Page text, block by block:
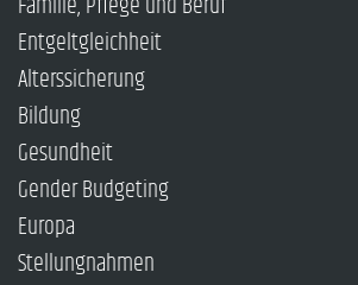
Entgeltgleichheit
Alterssicherung
Bildung
Gesundheit
Gender Budgeting
Europa
Stellungnahmen